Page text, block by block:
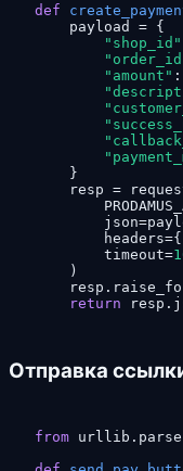
def
    payload = {
"shop_id"
"amount" :
    }
resp =
        headers={
        timeout=
    )
return
Отправка
from urllib.parse